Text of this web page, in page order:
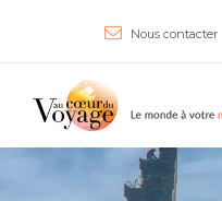
Nous contacter